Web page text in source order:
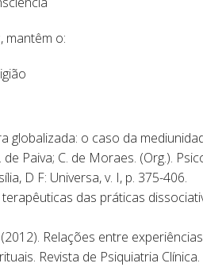
mantêm o:
globalizada: o caso da
Paiva; C. de Moraes. (Org.).
D F: Universa, v. I, p. 375-406.
das práticas
Relações entre
Revista de Psiquiatria Clínica.